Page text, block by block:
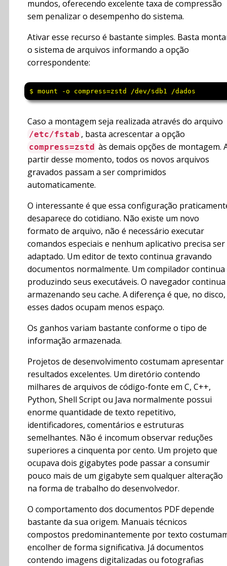
mundos, oferecendo excelente taxa de compressão
sem penalizar o desempenho do sistema.
Ativar esse recurso é bastante simples. Basta
o sistema de arquivos informando a opção
correspondente:
$ mount -o compress=zstd /dev/sdb1 /dados
Caso a montagem seja realizada através do arquivo
/etc/fstab , basta acrescentar a opção
compress=zstd às demais opções de montagem.
partir desse momento, todos os novos arquivos
gravados passam a ser comprimidos
automaticamente.
O interessante é que essa configuração
desaparece do cotidiano. Não existe um novo
formato de arquivo, não é necessário executar
comandos especiais e nenhum aplicativo precisa ser
adaptado. Um editor de texto continua gravando
documentos normalmente. Um compilador continua
produzindo seus executáveis. O navegador continua
armazenando seu cache. A diferença é que, no disco,
esses dados ocupam menos espaço.
Os ganhos variam bastante conforme o tipo de
informação armazenada.
Projetos de desenvolvimento costumam apresentar
resultados excelentes. Um diretório contendo
milhares de arquivos de código-fonte em C, C++,
Python, Shell Script ou Java normalmente possui
enorme quantidade de texto repetitivo,
identificadores, comentários e estruturas
semelhantes. Não é incomum observar reduções
superiores a cinquenta por cento. Um projeto que
ocupava dois gigabytes pode passar a consumir
pouco mais de um gigabyte sem qualquer alteração
na forma de trabalho do desenvolvedor.
O comportamento dos documentos PDF depende
bastante da sua origem. Manuais técnicos
compostos predominantemente por texto
encolher de forma significativa. Já documentos
contendo imagens digitalizadas ou fotografias